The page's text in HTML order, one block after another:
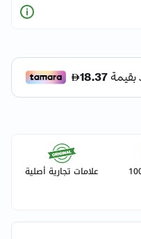
علامات تجارية أصلية